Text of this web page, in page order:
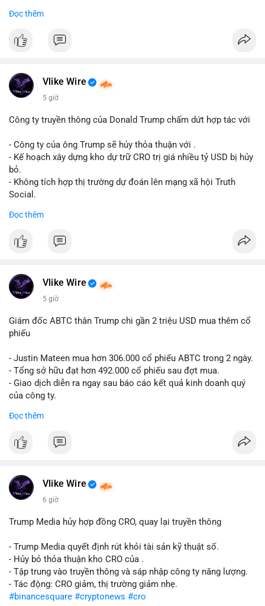
Khối lượng 12.1 BTC tương đương gần 786 nghìn USD được di
Động thái này có thể là bước chuẩn bị thanh khoản để bán ra,
hoặc tái phân bổ tài sản giữa các ví nóng nhằm tối ưu phí giao
thấy cá voi đang thăm dò thanh khoản thị trường trước khi có
Lời khuyên cho nhà đầu tư nhỏ lẻ: Theo dõi xác nhận giao dịch
và dòng tiền tiếp theo từ ví nguồn. Khối lượng này chưa đủ tạo
áp lực bán mạnh, nhưng nếu xuất hiện thêm 2-3 giao dịch
tương tự trong 24 giờ tới, khả năng cao là sóng điều chỉnh
ở vùng giá hiện tại.
#12dot1btc #786kusd
Đọc thêm
Vlike Wire
5 giờ
Công ty truyền thông của Donald Trump chấm dứt hợp tác với
- Công ty của ông Trump sẽ hủy thỏa thuận với .
- Kế hoạch xây dựng kho dự trữ CRO trị giá nhiều tỷ USD bị hủy
bỏ.
- Không tích hợp thị trường dự đoán lên mạng xã hội Truth
Social.
#binancesquare
$cro
📰 Nguồn: Cointelegraph
Đọc thêm
Vlike Wire
5 giờ
Giám đốc ABTC thân Trump chi gần 2 triệu USD mua thêm cổ
phiếu
- Justin Mateen mua hơn 306.000 cổ phiếu ABTC trong 2 ngày.
- Tổng sở hữu đạt hơn 492.000 cổ phiếu sau đợt mua.
- Giao dịch diễn ra ngay sau báo cáo kết quả kinh doanh quý
của công ty.
#abtc #cryptonews
$btc $eth
📰 Nguồn: CoinDesk
Đọc thêm
Vlike Wire
6 giờ
Trump Media hủy hợp đồng CRO, quay lại truyền thông
- Trump Media quyết định rút khỏi tài sản kỹ thuật số.
- Hủy bỏ thỏa thuận kho CRO của .
- Tập trung vào truyền thông và sáp nhập công ty năng lượng.
- Tác động: CRO giảm, thị trường giảm nhẹ.
#binancesquare #cryptonews #cro